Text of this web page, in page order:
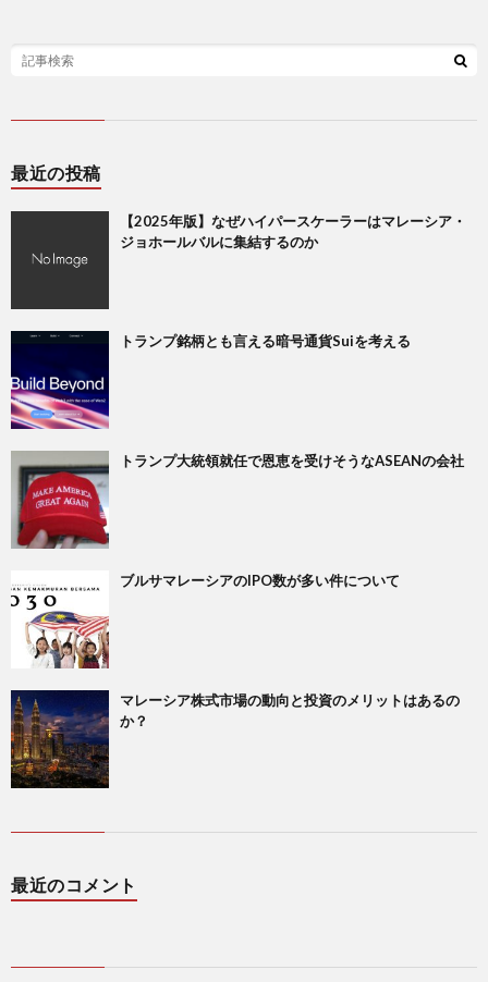
最近の投稿
【2025年版】なぜハイパースケーラーはマレーシア・
ジョホールバルに集結するのか
トランプ銘柄とも言える暗号通貨Suiを考える
トランプ大統領就任で恩恵を受けそうなASEANの会社
ブルサマレーシアのIPO数が多い件について
マレーシア株式市場の動向と投資のメリットはあるの
か？
最近のコメント